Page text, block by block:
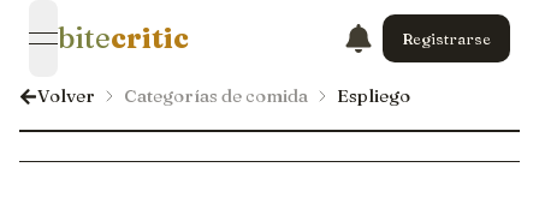
open navigation menu
bitecritic Registrarse
Volver Categorías de comida Espliego